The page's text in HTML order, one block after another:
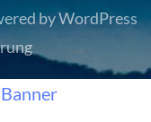
byWordPress